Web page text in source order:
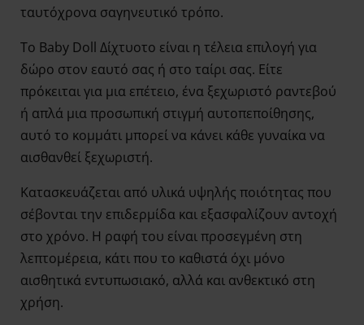
ταυτόχρονα σαγηνευτικό τρόπο.
Το Baby Doll Δίχτυοτο είναι η τέλεια επιλογή για
δώρο στον εαυτό σας ή στο ταίρι σας. Είτε
πρόκειται για μια επέτειο, ένα ξεχωριστό ραντεβού
ή απλά μια προσωπική στιγμή αυτοπεποίθησης,
αυτό το κομμάτι μπορεί να κάνει κάθε γυναίκα να
αισθανθεί ξεχωριστή.
Κατασκευάζεται από υλικά υψηλής ποιότητας που
σέβονται την επιδερμίδα και εξασφαλίζουν αντοχή
στο χρόνο. Η ραφή του είναι προσεγμένη στη
λεπτομέρεια, κάτι που το καθιστά όχι μόνο
αισθητικά εντυπωσιακό, αλλά και ανθεκτικό στη
χρήση.